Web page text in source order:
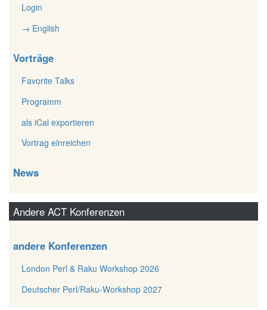
Login
→ English
Vorträge
Favorite Talks
Programm
als iCal exportieren
Vortrag einreichen
News
Andere ACT Konferenzen
andere Konferenzen
London Perl & Raku Workshop 2026
Deutscher Perl/Raku-Workshop 2027